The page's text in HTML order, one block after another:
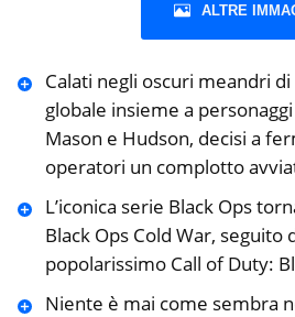
ALTRE
Calati negli oscuri meandri
globale insieme a
Mason e Hudson, decisi a
operatori un complotto
L’iconica serie Black Ops
Black Ops Cold War,
popolarissimo Call of Duty:
Niente è mai come sembra